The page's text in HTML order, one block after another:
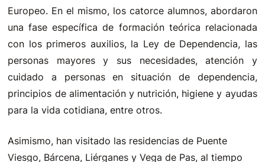
Europeo. En el mismo, los catorce alumnos, abordaron
una fase específica de formación teórica relacionada
con los primeros auxilios, la Ley de Dependencia, las
personas mayores y sus necesidades, atención y
cuidado a personas en situación de dependencia,
principios de alimentación y nutrición, higiene y ayudas
para la vida cotidiana, entre otros.
Asimismo, han visitado las residencias de Puente
Viesgo, Bárcena, Liérganes y Vega de Pas, al tiempo